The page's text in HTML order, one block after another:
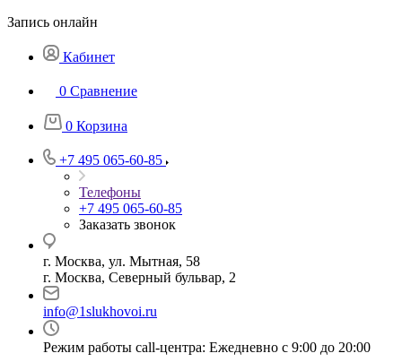
Запись онлайн
Кабинет
0 Сравнение
0 Корзина
+7 495 065-60-85
Телефоны
+7 495 065-60-85
Заказать звонок
г. Москва, ул. Мытная, 58
г. Москва, Северный бульвар, 2
info@1slukhovoi.ru
Режим работы call-центра: Ежедневно с 9:00 до 20:00